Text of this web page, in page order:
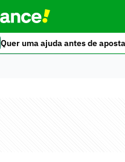
Quer uma ajuda antes de